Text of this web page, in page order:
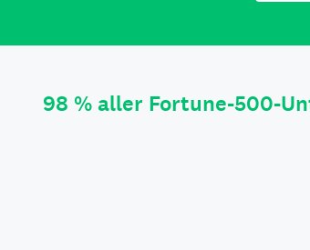
98 % aller Fortune-500-